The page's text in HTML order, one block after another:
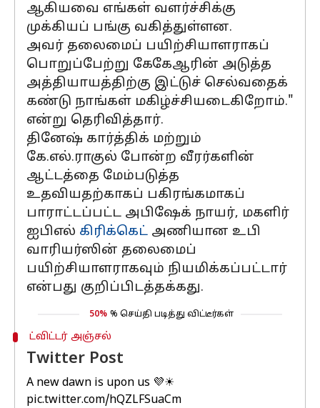
ஆகியவை எங்கள் வளர்ச்சிக்கு
முக்கியப் பங்கு வகித்துள்ளன.
அவர் தலைமைப் பயிற்சியாளராகப்
பொறுப்பேற்று கேகேஆரின் அடுத்த
அத்தியாயத்திற்கு இட்டுச் செல்வதைக்
கண்டு நாங்கள் மகிழ்ச்சியடைகிறோம்."
என்று தெரிவித்தார்.
தினேஷ் கார்த்திக் மற்றும்
கே.எல்.ராகுல் போன்ற வீரர்களின்
ஆட்டத்தை மேம்படுத்த
உதவியதற்காகப் பகிரங்கமாகப்
பாராட்டப்பட்ட அபிஷேக் நாயர், மகளிர்
ஐபிஎல் கிரிக்கெட் அணியான உபி
வாரியர்ஸின் தலைமைப்
பயிற்சியாளராகவும் நியமிக்கப்பட்டார்
என்பது குறிப்பிடத்தக்கது.
50% % செய்தி படித்து விட்டீர்கள்
ட்விட்டர் அஞ்சல்
Twitter Post
A new dawn is upon us 💜☀
pic.twitter.com/hQZLFSuaCm